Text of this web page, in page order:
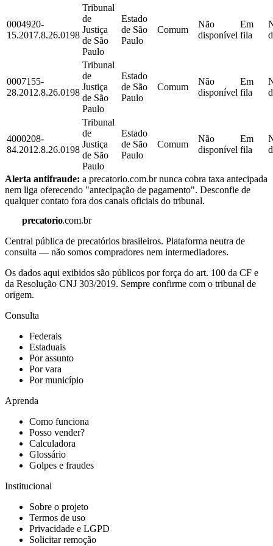
0004920-
15.2017.8.26.0198
Tribunal
de
Justiça
de São
Paulo
Estado
de São
Paulo
Comum
Não
disponível
Em
fila
0007155-
28.2012.8.26.0198
Tribunal
de
Justiça
de São
Paulo
Estado
de São
Paulo
Comum
Não
disponível
Em
fila
4000208-
84.2012.8.26.0198
Tribunal
de
Justiça
de São
Paulo
Estado
de São
Paulo
Comum
Não
disponível
Em
fila
Alerta antifraude: a precatorio.com.br nunca cobra taxa antecipada
nem liga oferecendo "antecipação de pagamento". Desconfie de
qualquer contato fora dos canais oficiais do tribunal.
precatorio.com.br
Central pública de precatórios brasileiros. Plataforma neutra de
consulta — não somos compradores nem intermediadores.
Os dados aqui exibidos são públicos por força do art. 100 da CF e
da Resolução CNJ 303/2019. Sempre confirme com o tribunal de
origem.
Consulta
Federais
Estaduais
Por assunto
Por vara
Por município
Aprenda
Como funciona
Posso vender?
Calculadora
Glossário
Golpes e fraudes
Institucional
Sobre o projeto
Termos de uso
Privacidade e LGPD
Solicitar remoção